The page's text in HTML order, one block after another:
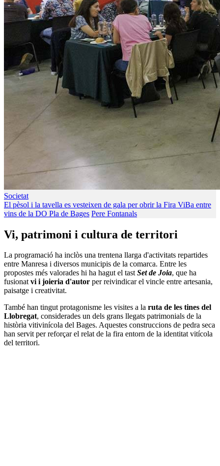
Societat
El pèsol i la tavella es vesteixen de gala per obrir la Fira ViBa entre
vins de la DO Pla de Bages Pere Fontanals
Vi, patrimoni i cultura de territori
La programació ha inclòs una trentena llarga d'activitats repartides
entre Manresa i diversos municipis de la comarca. Entre les
propostes més valorades hi ha hagut el tastSet de Joia, que ha
fusionatvi i joieria d'autor per reivindicar el vincle entre artesania,
paisatge i creativitat.
També han tingut protagonisme les visites a la ruta de les tines del
Llobregat, considerades un dels grans llegats patrimonials de la
història vitivinícola del Bages. Aquestes construccions de pedra seca
han servit per reforçar el relat de la fira entorn de la identitat vitícola
del territori.